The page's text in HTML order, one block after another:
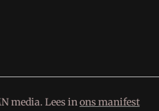
media. Lees inons manifest